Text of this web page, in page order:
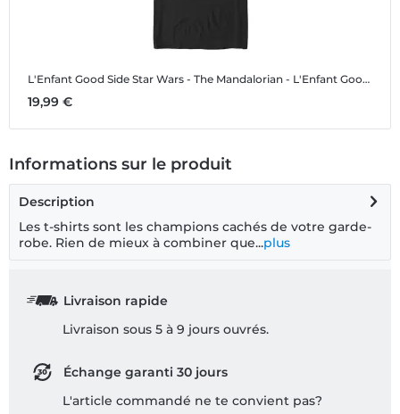
L'Enfant Good Side Star Wars - The Mandalorian - L'Enfant Good Side - Homme T-shirt
19,99 €
Informations sur le produit
Description
Les t-shirts sont les champions cachés de votre garde-
robe. Rien de mieux à combiner que...plus
Livraison rapide
Livraison sous 5 à 9 jours ouvrés.
Échange garanti 30 jours
L'article commandé ne te convient pas?